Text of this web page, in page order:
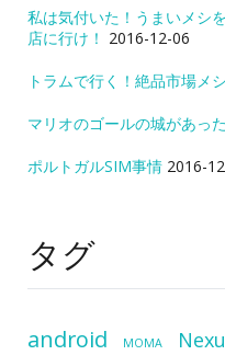
私は気付いた！うまいメシ
店に行け！ 2016-12-06
トラムで行く！絶品市場メ
マリオのゴールの城があっ
ポルトガルSIM事情 2016-
タグ
android MOMA